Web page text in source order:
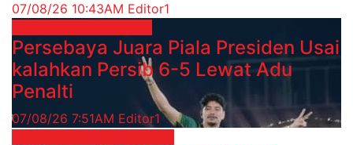
07/08/26 10:43AM Editor1
Persebaya Juara Piala Presiden Usai
kalahkan Persib 6-5 Lewat Adu
Penalti
07/08/26 7:51AM Editor1